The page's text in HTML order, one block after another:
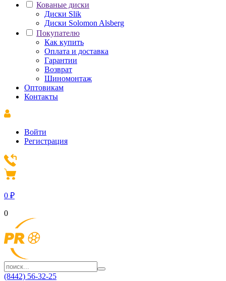
Кованые диски
Диски Slik
Диски Solomon Alsberg
Покупателю
Как купить
Оплата и доставка
Гарантии
Возврат
Шиномонтаж
Оптовикам
Контакты
Войти
Регистрация
0 ₽
0
(8442) 56-32-25